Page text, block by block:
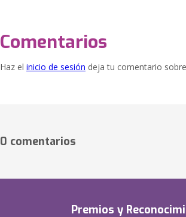
Comentarios
Haz el inicio de sesión deja tu comentario
0 comentarios
Premios y